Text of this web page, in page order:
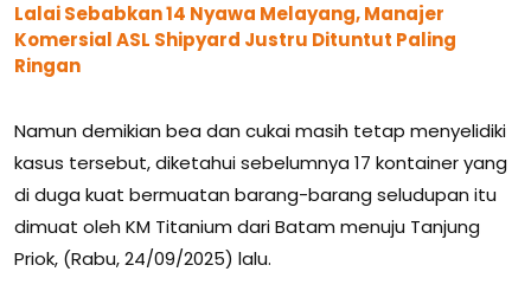
Lalai Sebabkan 14 Nyawa Melayang, Manajer
Komersial ASL Shipyard Justru Dituntut Paling
Ringan
Namun demikian bea dan cukai masih tetap menyelidiki
kasus tersebut, diketahui sebelumnya 17 kontainer yang
di duga kuat bermuatan barang-barang seludupan itu
dimuat oleh KM Titanium dari Batam menuju Tanjung
Priok, (Rabu, 24/09/2025) lalu.